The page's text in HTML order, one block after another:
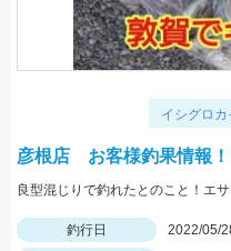
イシグロ
彦根店 お客様釣果情報
良型混じりで釣れたとのこと！エ
釣行日
2022/05/